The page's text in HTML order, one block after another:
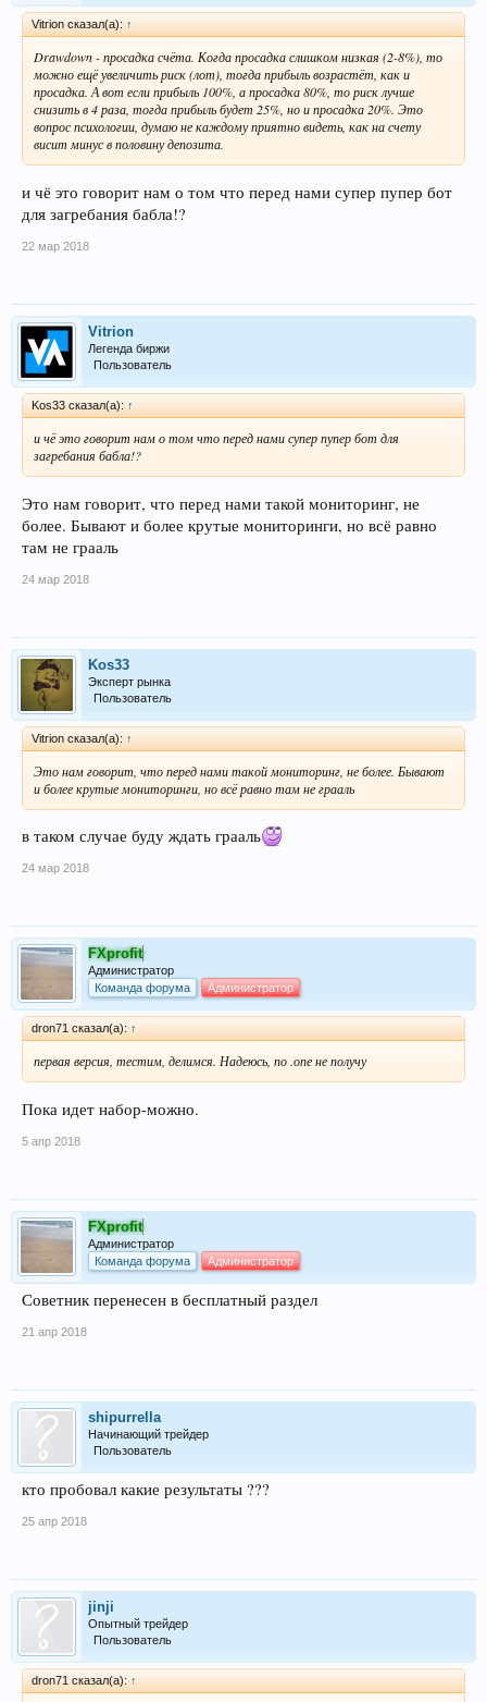
Vitrion сказал(а): ↑
Drawdown - просадка счёта. Когда просадка слишком низкая (2-8%), то
можно ещё увеличить риск (лот), тогда прибыль возрастёт, как и
просадка. А вот если прибыль 100%, а просадка 80%, то риск лучше
снизить в 4 раза, тогда прибыль будет 25%, но и просадка 20%. Это
вопрос психологии, думаю не каждому приятно видеть, как на счету
висит минус в половину депозита.
и чё это говорит нам о том что перед нами супер пупер бот
для загребания бабла!?
22 мар 2018
Vitrion
Легенда биржи
Пользователь
Kos33 сказал(а): ↑
и чё это говорит нам о том что перед нами супер пупер бот для
загребания бабла!?
Это нам говорит, что перед нами такой мониторинг, не
более. Бывают и более крутые мониторинги, но всё равно
там не грааль
24 мар 2018
Kos33
Эксперт рынка
Пользователь
Vitrion сказал(а): ↑
Это нам говорит, что перед нами такой мониторинг, не более. Бывают
и более крутые мониторинги, но всё равно там не грааль
в таком случае буду ждать грааль
24 мар 2018
FXprofit
Администратор
Команда форума
Администратор
dron71 сказал(а): ↑
первая версия, тестим, делимся. Надеюсь, по .опе не получу
Пока идет набор-можно.
5 апр 2018
FXprofit
Администратор
Команда форума
Администратор
Советник перенесен в бесплатный раздел
21 апр 2018
shipurrella
Начинающий трейдер
Пользователь
кто пробовал какие результаты ???
25 апр 2018
jinji
Опытный трейдер
Пользователь
dron71 сказал(а): ↑